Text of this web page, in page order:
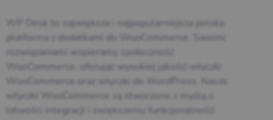
WP Desk to największa i najpopularniejsza polska
platforma z dodatkami do WooCommerce. Swoimi
rozwiązaniami wspieramy społeczność
WooCommerce, oferując wysokiej jakości wtyczki
WooCommerce oraz wtyczki do WordPress. Nasze
wtyczki WooCommerce są stworzone z myślą o
łatwości integracji i zwiększeniu funkcjonalności